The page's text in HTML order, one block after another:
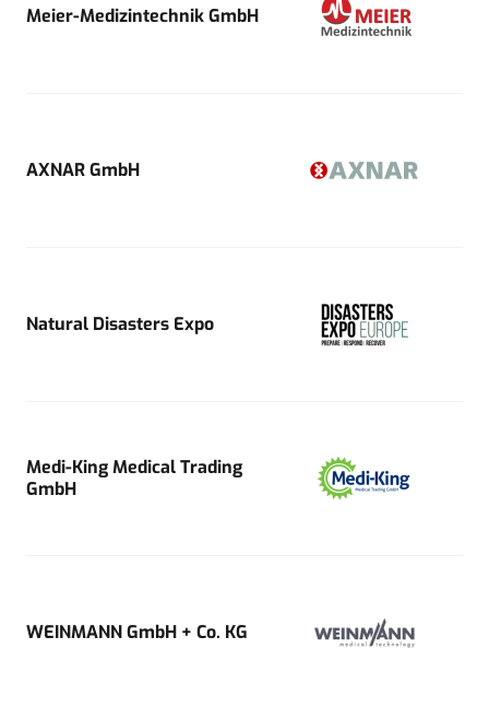
Meier-Medizintechnik GmbH
AXNAR GmbH
Natural Disasters Expo
Medi-King Medical Trading
GmbH
WEINMANN GmbH + Co. KG